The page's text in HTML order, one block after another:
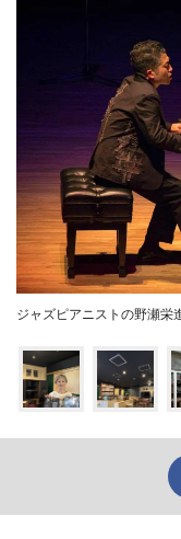
ジャズピアニストの野瀬栄